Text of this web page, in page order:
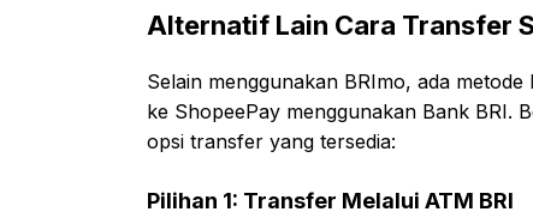
Alternatif Lain Cara Transfer
Selain menggunakan BRImo, ada
ke ShopeePay menggunakan Bank BRI.
opsi transfer yang tersedia:
Pilihan 1: Transfer Melalui ATM BRI